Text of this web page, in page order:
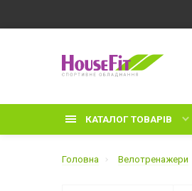
КАТАЛОГ ТОВАРІВ
Головна Велотренажери